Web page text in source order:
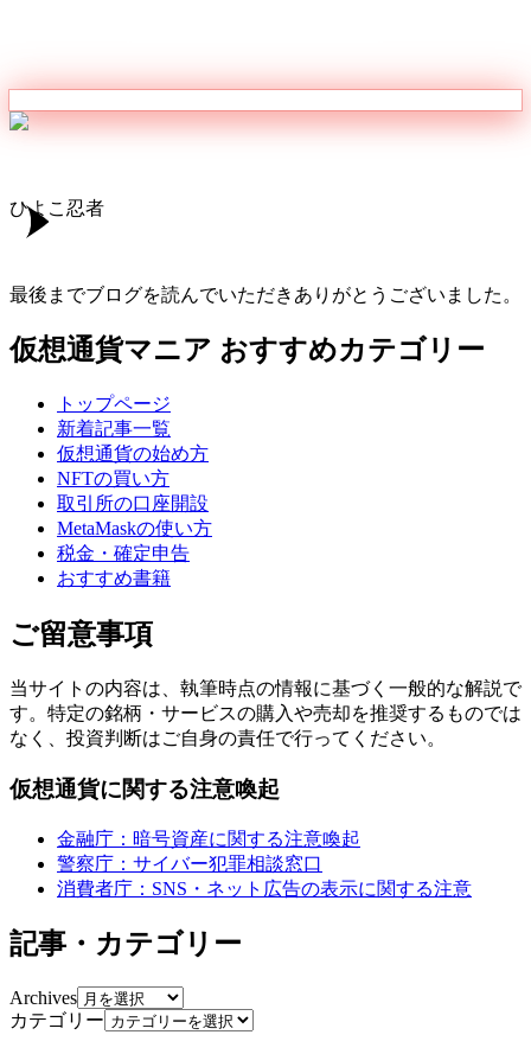
ひよこ忍者
最後までブログを読んでいただきありがとうございました。
仮想通貨マニア おすすめカテゴリー
トップページ
新着記事一覧
仮想通貨の始め方
NFTの買い方
取引所の口座開設
MetaMaskの使い方
税金・確定申告
おすすめ書籍
ご留意事項
当サイトの内容は、執筆時点の情報に基づく一般的な解説で
す。特定の銘柄・サービスの購入や売却を推奨するものでは
なく、投資判断はご自身の責任で行ってください。
仮想通貨に関する注意喚起
金融庁：暗号資産に関する注意喚起
警察庁：サイバー犯罪相談窓口
消費者庁：SNS・ネット広告の表示に関する注意
記事・カテゴリー
Archives
カテゴリー